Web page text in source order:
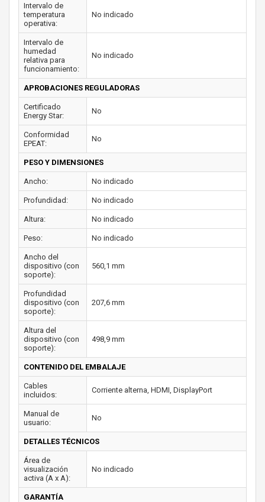
Intervalo de
temperatura
operativa:
No indicado
Intervalo de
humedad
relativa para
funcionamiento:
No indicado
APROBACIONES REGULADORAS
Certificado
Energy Star:
No
Conformidad
EPEAT:
No
PESO Y DIMENSIONES
Ancho: No indicado
Profundidad: No indicado
Altura: No indicado
Peso: No indicado
Ancho del
dispositivo (con
soporte):
560,1 mm
Profundidad
dispositivo (con
soporte):
207,6 mm
Altura del
dispositivo (con
soporte):
498,9 mm
CONTENIDO DEL EMBALAJE
Cables
incluidos:
Corriente alterna, HDMI, DisplayPort
Manual de
usuario:
No
DETALLES TÉCNICOS
Área de
visualización
activa (A x A):
No indicado
GARANTÍA